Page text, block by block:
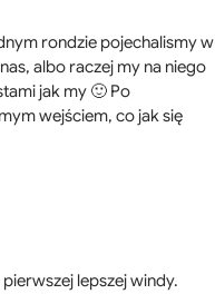
rondzie pojechalismy w
albo raczej my na niego
jak my 🙂 Po
wejściem, co jak się
lepszej windy.